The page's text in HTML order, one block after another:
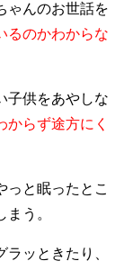
ゃんのお世話を
るのかわからな
子供をあやしな
からず途方にく
っと眠ったとこ
う。
ッときたり、